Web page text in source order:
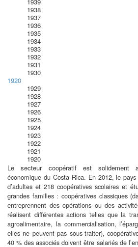
1938
1937
1936
1935
1934
1933
1932
1931
1930
1920
1929
1928
1927
1926
1925
1924
1923
1922
1921
1920
Le secteur coopératif est solidement
économique du Costa Rica. En 2012, le
d’adultes et 218 coopératives scolaires et
grandes familles : coopératives classiques
entreprennent des opérations ou des
réalisent différentes actions telles que la
agroalimentaire, la commercialisation,
elles ne peuvent pas sous-traiter),
40 % des associés doivent être salariés de